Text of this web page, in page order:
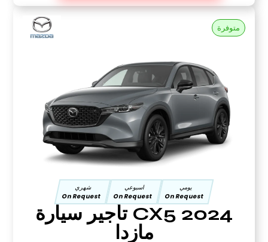
متوفرة
يومي
On Request
اسبوعي
On Request
شهري
On Request
CX5 2024 تأجير سيارة
مازدا